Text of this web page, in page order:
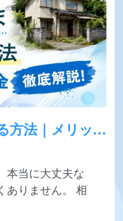
方法｜メリッ
徹底解説
本当に大丈夫な
ありません。 相